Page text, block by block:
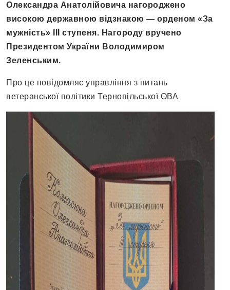
Олександра Анатолійовича нагороджено
високою державною відзнакою — орденом «За
мужність» ІІІ ступеня. Нагороду вручено
Президентом України Володимиром
Зеленським.
Про це повідомляє управління з питань
ветеранської політики Тернопільської ОВА